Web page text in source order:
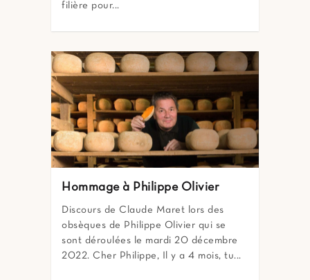
filière pour...
Hommage à Philippe Olivier
Discours de Claude Maret lors des
obsèques de Philippe Olivier qui se
sont déroulées le mardi 20 décembre
2022. Cher Philippe, Il y a 4 mois, tu...